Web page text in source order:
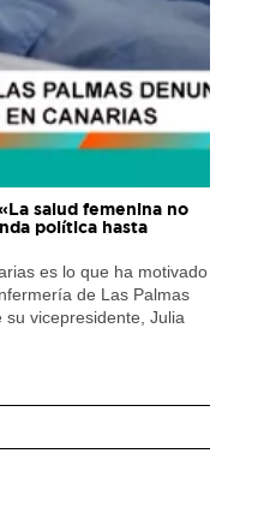
salud femenina no
política hasta
es lo que ha motivado
de Las Palmas
vicepresidente, Julia